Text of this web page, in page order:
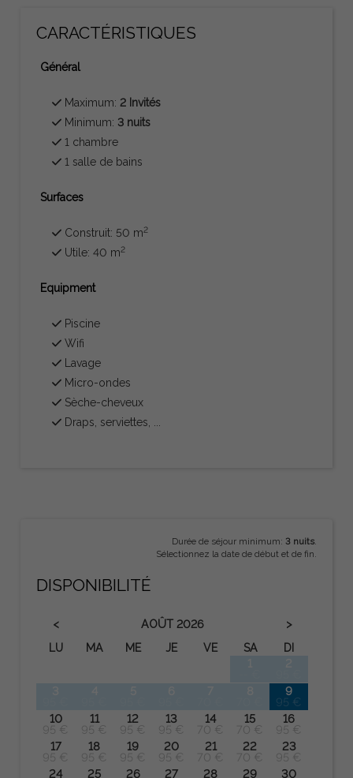
CARACTÉRISTIQUES
Général
Maximum: 2 Invités
Minimum: 3 nuits
1 chambre
1 salle de bains
Surfaces
Construit: 50 m2
Utile: 40 m2
Equipment
Piscine
Wifi
Lavage
Micro-ondes
Sèche-cheveux
Draps, serviettes, ...
Durée de séjour minimum: 3 nuits.
Sélectionnez la date de début et de fin.
DISPONIBILITÉ
< AOÛT 2026
>
LU
MA ME JE VE SA DI
9
95 €
10
95 €
11
95 €
12
95 €
13
95 €
14
70 €
15
70 €
16
95 €
17
95 €
18
95 €
19
95 €
20
95 €
21
70 €
22
70 €
23
95 €
24
25
26
27
28
29
30